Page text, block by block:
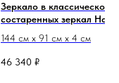
Зеркало в классической
состаренных зеркал
144 см х 91 см х 4 см
46 340 ₽